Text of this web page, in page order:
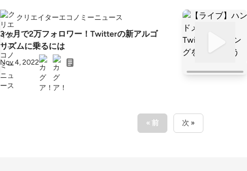
クリエイターエコノミーニュース
3ヶ月で2万フォロワー！Twitterの新アルゴ
リズムに乗るには
Nov 4, 2022
« 前 次 »